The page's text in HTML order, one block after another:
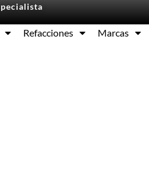
Refacciones Marcas